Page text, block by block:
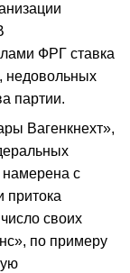
ФРГ ставка
недовольных
партии.
Вагенкнехт»,
с
притока
своих
по примеру